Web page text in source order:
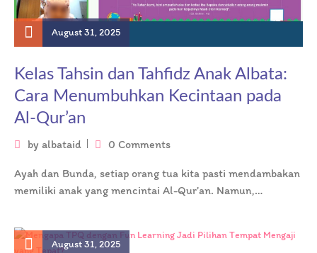
August 31, 2025
Kelas Tahsin dan Tahfidz Anak Albata:
Cara Menumbuhkan Kecintaan pada
Al-Qur’an
by albataid 0 Comments
Ayah dan Bunda, setiap orang tua kita pasti mendambakan
memiliki anak yang mencintai Al-Qur’an. Namun,
August 31, 2025